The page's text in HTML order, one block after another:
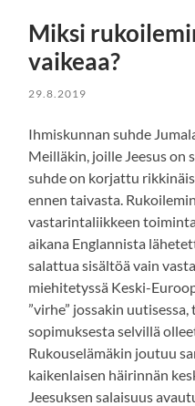
Miksi
vaikeaa?
29.8.2019
Ihmiskunnan suhde
Meilläkin, joille Jeesus on
suhde on korjattu
ennen taivasta.
vastarintaliikkeen
aikana Englannista
salattua sisältöä vain
miehitetyssä Keski-
”virhe” jossakin
sopimuksesta selvillä
Rukouselämäkin joutuu
kaikenlaisen häirinnän
Jeesuksen salaisuus